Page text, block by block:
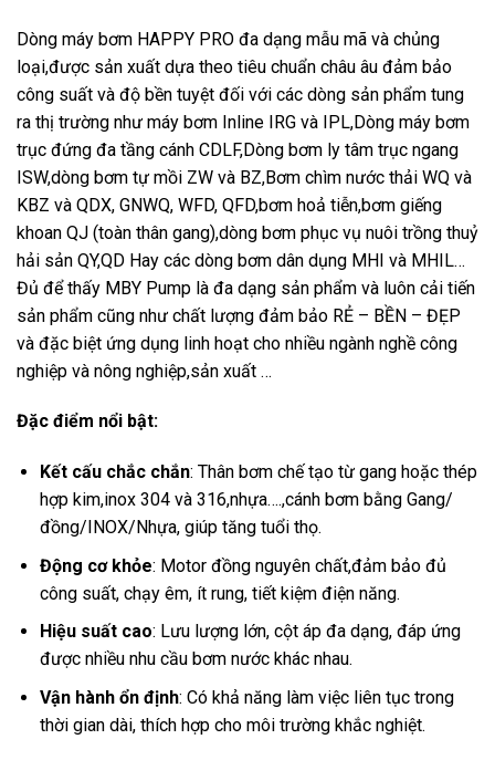
Dòng máy bơm HAPPY PRO đa dạng mẫu mã và chủng
loại,được sản xuất dựa theo tiêu chuẩn châu âu đảm bảo
công suất và độ bền tuyệt đối với các dòng sản phẩm tung
ra thị trường như máy bơm Inline IRG và IPL,Dòng máy bơm
trục đứng đa tầng cánh CDLF,Dòng bơm ly tâm trục ngang
ISW,dòng bơm tự mồi ZW và BZ,Bơm chìm nước thải WQ và
KBZ và QDX, GNWQ, WFD, QFD,bơm hoả tiễn,bơm giếng
khoan QJ (toàn thân gang),dòng bơm phục vụ nuôi trồng thuỷ
hải sản QY,QD Hay các dòng bơm dân dụng MHI và MHIL…
Đủ để thấy MBY Pump là đa dạng sản phẩm và luôn cải tiến
sản phẩm cũng như chất lượng đảm bảo RẺ – BỀN – ĐẸP
và đặc biệt ứng dụng linh hoạt cho nhiều ngành nghề công
nghiệp và nông nghiệp,sản xuất …
Đặc điểm nổi bật:
Kết cấu chắc chắn: Thân bơm chế tạo từ gang hoặc thép
hợp kim,inox 304 và 316,nhựa….,cánh bơm bằng Gang/
đồng/INOX/Nhựa, giúp tăng tuổi thọ.
Động cơ khỏe: Motor đồng nguyên chất,đảm bảo đủ
công suất, chạy êm, ít rung, tiết kiệm điện năng.
Hiệu suất cao: Lưu lượng lớn, cột áp đa dạng, đáp ứng
được nhiều nhu cầu bơm nước khác nhau.
Vận hành ổn định: Có khả năng làm việc liên tục trong
thời gian dài, thích hợp cho môi trường khắc nghiệt.